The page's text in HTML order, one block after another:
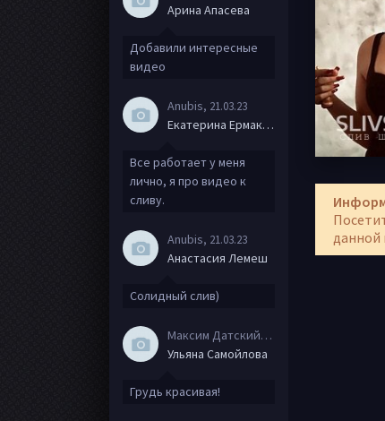
данной
Арина Апасева
Добавили интересные
видео
Anubis, 21.03.23
Екатерина Ермакова
Все работает у меня
лично, я про видео к
сливу.
Anubis, 21.03.23
Анастасия Лемеш
Солидный слив)
Максим Датский
, 15.08.20
Ульяна Самойлова
Грудь красивая!